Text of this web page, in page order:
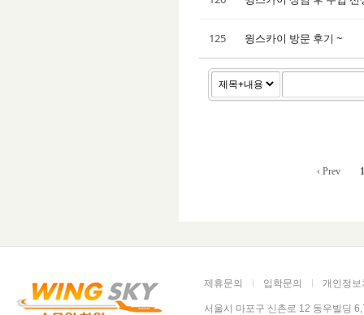
125 윙스카이 방문 후기 ~
‹ Prev 1
제휴문의 입학문의 개인정보
서울시 마포구 신촌로 12 동우빌딩